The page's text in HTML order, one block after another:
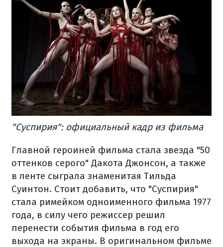
"Суспирия": официальный кадр из фильма
Главной героиней фильма стала звезда "50
оттенков серого" Дакота Джонсон, а также
в ленте сыграла знаменитая Тильда
Суинтон. Стоит добавить, что "Суспирия"
стала римейком одноименного фильма 1977
года, в силу чего режиссер решил
перенести события фильма в год его
выхода на экраны. В оригинальном фильме